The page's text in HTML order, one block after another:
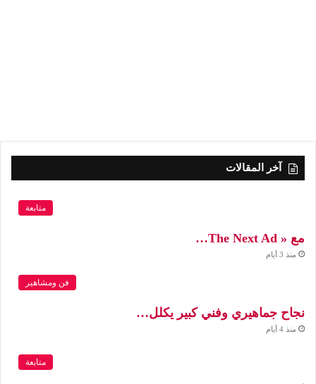
آخر المقالات
متابعة
مع « The Next Ad…
منذ 3 أيام
فن ومشاهير
نجاح جماهيري وفني كبير يكلل…
منذ 4 أيام
متابعة